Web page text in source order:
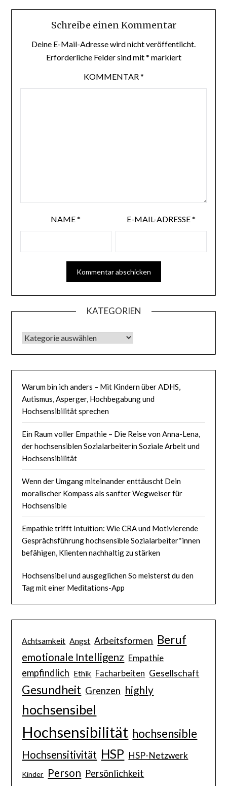
Schreibe einen Kommentar
Deine E-Mail-Adresse wird nicht veröffentlicht.
Erforderliche Felder sind mit* markiert
KOMMENTAR *
NAME* E-MAIL-ADRESSE*
KATEGORIEN
KATEGORIEN
Warum bin ich anders – Mit Kindern über ADHS,
Autismus, Asperger, Hochbegabung und
Hochsensibilität sprechen
Ein Raum voller Empathie – Die Reise von Anna-Lena,
der hochsensiblen Sozialarbeiterin Soziale Arbeit und
Hochsensibilität
Wenn der Umgang miteinander enttäuscht Dein
moralischer Kompass als sanfter Wegweiser für
Hochsensible
Empathie trifft Intuition: Wie CRA und Motivierende
Gesprächsführung hochsensible Sozialarbeiter*innen
befähigen, Klienten nachhaltig zu stärken
Hochsensibel und ausgeglichen So meisterst du den
Tag mit einer Meditations-App
Achtsamkeit Angst Arbeitsformen Beruf
emotionale Intelligenz Empathie
empfindlich Ethik Facharbeiten Gesellschaft
Gesundheit Grenzen highly
hochsensibel
Hochsensibilität hochsensible
Hochsensitivität HSP HSP-Netzwerk
Kinder Person Persönlichkeit